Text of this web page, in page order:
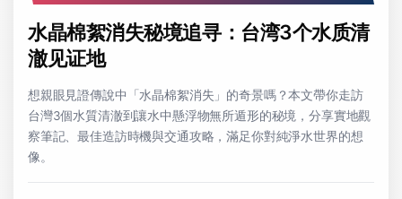
水晶棉絮消失秘境追寻：台湾3个水质清
澈见证地
想親眼見證傳說中「水晶棉絮消失」的奇景嗎？本文帶你走訪
台灣3個水質清澈到讓水中懸浮物無所遁形的秘境，分享實地觀
察筆記、最佳造訪時機與交通攻略，滿足你對純淨水世界的想
像。